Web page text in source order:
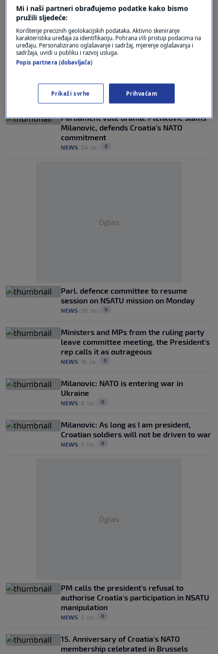
Hoax document circulating online falsely
of a NATO official
NEWS|25. lis.| 0
Where Croatian soldiers serve: Insights
engagements
NEWS|25. lis.
Parliament vote drama: Plenkovic slams
Milanovic, defends Croatia’s NATO
commitment
NEWS 24. lis. 0
Oglas
Parl. defence committee to resume
session on NSATU mission on Monday
NEWS 20. lis. 0
Ministers and MPs from the ruling party
leave committee meeting, the President's
rep calls it as outrageous
NEWS 16. lis. 0
Milanovic: NATO is entering war in
Ukraine
NEWS 8. lis. 0
Milanovic: As long as I am president,
Croatian soldiers will not be driven to war
NEWS 3. lis. 0
Oglas
PM calls the president's refusal to
authorise Croatia's participation in NSATU
manipulation
NEWS 2. lis. 0
15. Anniversary of Croatia's NATO
membership celebrated in Brussels
Mi i naši partneri obrađujemo podatke kako bismo
pružili sljedeće:
Korištenje preciznih geolokacijskih podataka. Aktivno skeniranje
karakteristika uređaja za identifikaciju. Pohrana i/ili pristup podacima na
uređaju. Personalizirano oglašavanje i sadržaj, mjerenje oglašavanja i
sadržaja, uvidi u publiku i razvoj usluga.
Popis partnera (dobavljača)
Prikaži svrhe Prihvaćam